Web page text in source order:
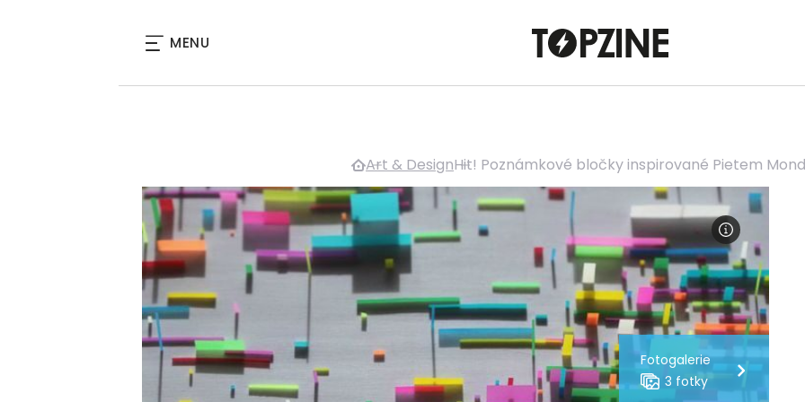
MENU
Art & DesignHit! Poznámkové bločky inspirované Pietem
Fotogalerie
3 fotky